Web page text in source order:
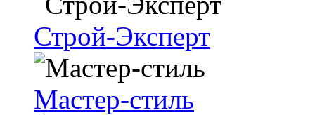
Строй-Эксперт
Мастер-стиль